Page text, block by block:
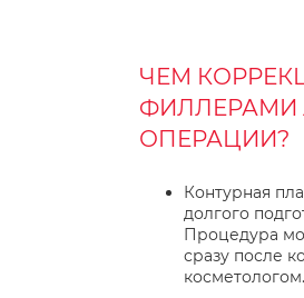
ЧЕМ
ФИЛЛЕРАМИ
ОПЕРАЦИИ?
Контурная
долгого
Процедура
сразу после
косметологом.